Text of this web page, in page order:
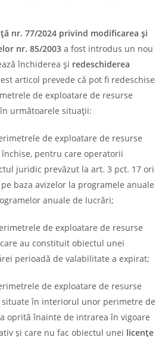
nr. 77/2024 privind modificarea şi
nr. 85/2003 a fost introdus un nou
închiderea și redeschiderea
articol prevede că pot fi redeschise
de exploatare de resurse
următoarele situații:
de exploatare de resurse
pentru care operatorii
juridic prevăzut la art. 3 pct. 17 ori
baza avizelor la programele anuale
anuale de lucrări;
de exploatare de resurse
au constituit obiectul unei
perioadă de valabilitate a expirat;
de exploatare de resurse
situate în interiorul unor perimetre de
oprită înainte de intrarea în vigoare
şi care nu fac obiectul unei licenţe